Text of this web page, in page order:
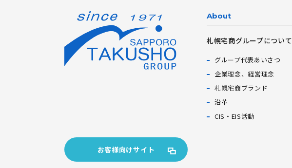
お客様向けサイト
About
札幌宅商グループについて
グループ代表あいさつ
企業理念、経営理念
札幌宅商ブランド
沿革
CIS・EIS活動